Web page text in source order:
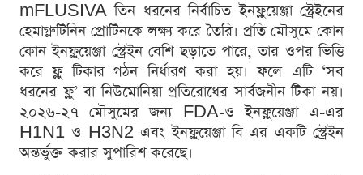
mFLUSIVA তিন ধরনের নির্বাচিত ইনফ্লুয়েঞ্জা স্ট্রেইনের
হেমাগ্লুটিনিন প্রোটিনকে লক্ষ্য করে তৈরি। প্রতি মৌসুমে কোন
কোন ইনফ্লুয়েঞ্জা স্ট্রেইন বেশি ছড়াতে পারে, তার ওপর ভিত্তি
করে ফ্লু টিকার গঠন নির্ধারণ করা হয়। ফলে এটি ‘সব
ধরনের ফ্লু’ বা নিউমোনিয়া প্রতিরোধের সার্বজনীন টিকা নয়।
২০২৬-২৭ মৌসুমের জন্য FDA-ও ইনফ্লুয়েঞ্জা এ-এর
H1N1 ও H3N2 এবং ইনফ্লুয়েঞ্জা বি-এর একটি স্ট্রেইন
অন্তর্ভুক্ত করার সুপারিশ করেছে।